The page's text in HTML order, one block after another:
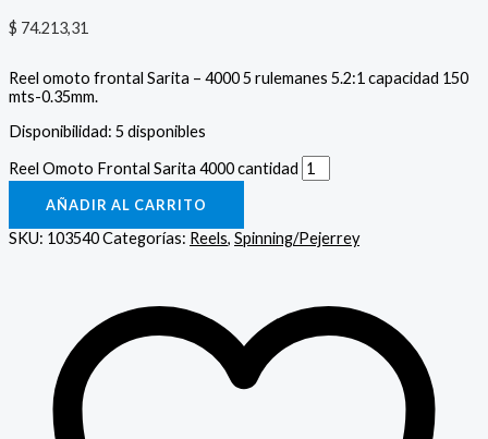
$ 74.213,31
Reel omoto frontal Sarita – 4000 5 rulemanes 5.2:1 capacidad 150
mts-0.35mm.
Disponibilidad: 5 disponibles
Reel Omoto Frontal Sarita 4000 cantidad
AÑADIR AL CARRITO
SKU: 103540Categorías: Reels, Spinning/Pejerrey